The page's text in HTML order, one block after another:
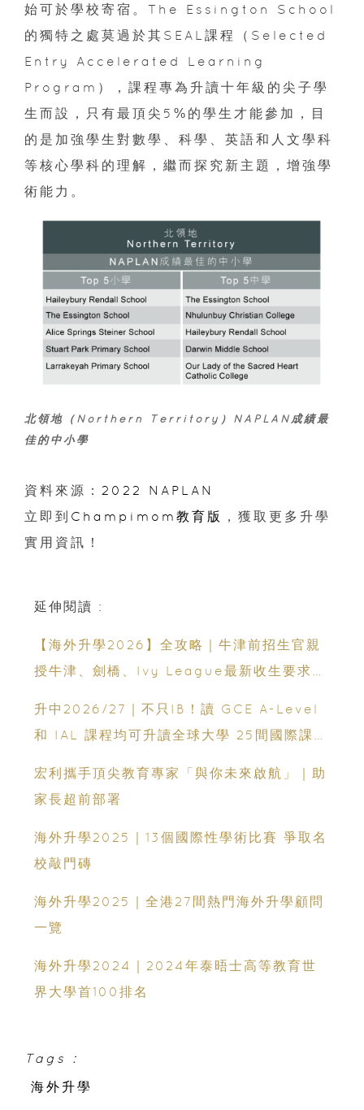
始可於學校寄宿。The Essington School
的獨特之處莫過於其SEAL課程（Selected
Entry Accelerated Learning
Program），課程專為升讀十年級的尖子學
生而設，只有最頂尖5%的學生才能參加，目
的是加強學生對數學、科學、英語和人文學科
等核心學科的理解，繼而探究新主題，增強學
術能力。
北領地（Northern Territory）NAPLAN成績最
佳的中小學
資料來源： 2022 NAPLAN
立即到 Champimom教育版
，獲取更多升學
實用資訊！
延伸閱讀 :
【海外升學2026】全攻略｜牛津前招生官親
授牛津、劍橋、Ivy League最新收生要求｜
升中2026/27｜不只IB！讀 GCE A-Level
和 IAL 課程均可升讀全球大學 25間國際課程
宏利攜手頂尖教育專家「與你未來啟航」｜助
家長超前部署
海外升學2025｜13個國際性學術比賽 爭取名
校敲門磚
海外升學2025｜全港27間熱門海外升學顧問
一覽
海外升學2024｜2024年泰晤士高等教育世
界大學首100排名
Tags :
海外升學